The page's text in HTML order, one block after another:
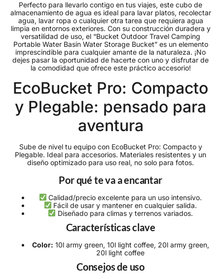
Perfecto para llevarlo contigo en tus viajes, este cubo de
almacenamiento de agua es ideal para lavar platos, recolectar
agua, lavar ropa o cualquier otra tarea que requiera agua
limpia en entornos exteriores. Con su construcción duradera y
versatilidad de uso, el “Bucket Outdoor Travel Camping
Portable Water Basin Water Storage Bucket” es un elemento
imprescindible para cualquier amante de la naturaleza. ¡No
dejes pasar la oportunidad de hacerte con uno y disfrutar de
la comodidad que ofrece este práctico accesorio!
EcoBucket Pro: Compacto
y Plegable: pensado para
aventura
Sube de nivel tu equipo con EcoBucket Pro: Compacto y
Plegable. Ideal para accesorios. Materiales resistentes y un
diseño optimizado para uso real, no solo para fotos.
Por qué te va a encantar
Calidad/precio excelente para un uso intensivo.
Fácil de usar y mantener en cualquier salida.
Diseñado para climas y terrenos variados.
Características clave
Color: 10l army green, 10l light coffee, 20l army green,
20l light coffee
Consejos de uso